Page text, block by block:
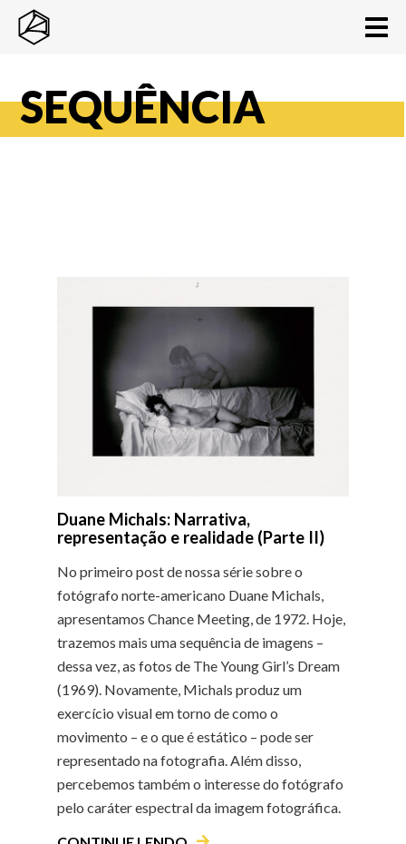
SEQUÊNCIA
Duane Michals: Narrativa,
representação e realidade (Parte II)
No primeiro post de nossa série sobre o
fotógrafo norte-americano Duane Michals,
apresentamos Chance Meeting, de 1972. Hoje,
trazemos mais uma sequência de imagens –
dessa vez, as fotos de The Young Girl’s Dream
(1969). Novamente, Michals produz um
exercício visual em torno de como o
movimento – e o que é estático – pode ser
representado na fotografia. Além disso,
percebemos também o interesse do fotógrafo
pelo caráter espectral da imagem fotográfica.